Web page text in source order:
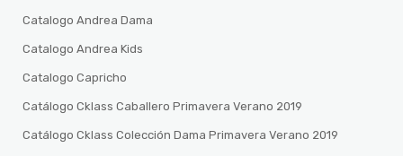
Catalogo Andrea Dama
Catalogo Andrea Kids
Catalogo Capricho
Catálogo Cklass Caballero Primavera Verano 2019
Catálogo Cklass Colección Dama Primavera Verano 2019